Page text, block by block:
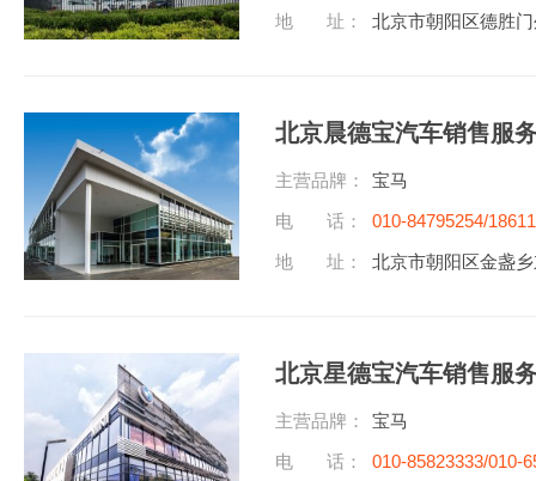
地 址：
北京市朝阳区德胜
北京晨德宝汽车销售服
主营品牌：
宝马
电 话：
010-84795254/
地 址：
北京市朝阳区金盏
北京星德宝汽车销售服
主营品牌：
宝马
电 话：
010-85823333/010-